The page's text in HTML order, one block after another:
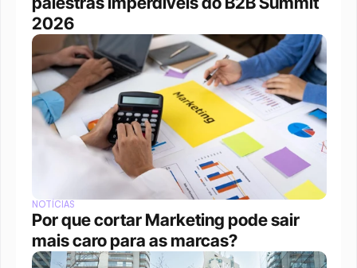
2026
NOTÍCIAS
Por que cortar Marketing pode sair
mais caro para as marcas?